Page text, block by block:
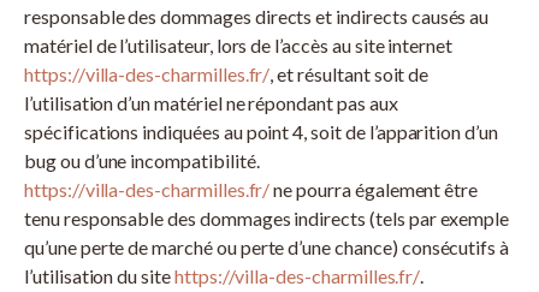
responsable des dommages directs et indirects causés au
matériel de l’utilisateur, lors de l’accès au site internet
https://villa-des-charmilles.fr/ , et résultant soit de
l’utilisation d’un matériel ne répondant pas aux
spécifications indiquées au point 4, soit de l’apparition d’un
bug ou d’une incompatibilité.
https://villa-des-charmilles.fr/ne pourra également être
tenu responsable des dommages indirects (tels par exemple
qu’une perte de marché ou perte d’une chance) consécutifs à
l’utilisation du sitehttps://villa-des-charmilles.fr/